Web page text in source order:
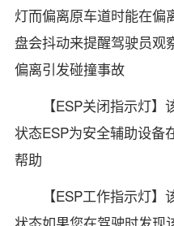
灯而偏离原车道时能在偏
盘会抖动来提醒驾驶员观
偏离引发碰撞事故
【ESP关闭指示灯
状态ESP为安全辅助设备
帮助
【ESP工作指示灯